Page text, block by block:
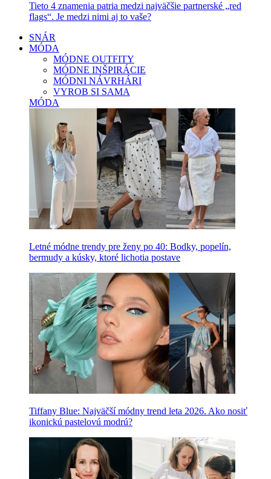
Tieto 4 znamenia patria medzi najväčšie partnerské „red
flags“. Je medzi nimi aj to vaše?
SNÁR
MÓDA
MÓDNE OUTFITY
MÓDNE INŠPIRÁCIE
MÓDNI NÁVRHÁRI
VYROB SI SAMA
MÓDA
Letné módne trendy pre ženy po 40: Bodky, popelín,
bermudy a kúsky, ktoré lichotia postave
Tiffany Blue: Najväčší módny trend leta 2026. Ako nosiť
ikonickú pastelovú modrú?